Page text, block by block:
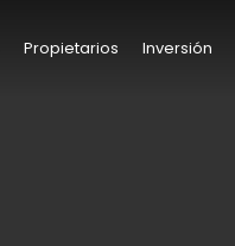
Propietarios Inversión